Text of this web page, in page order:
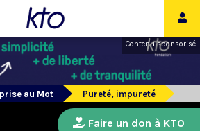
Contenu sponsorisé
au Mot Pureté, impureté
Faire un don à KTO